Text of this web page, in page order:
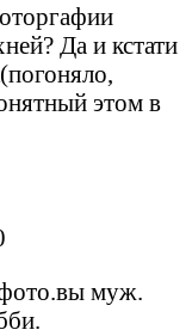
Да и кстати
этом в
муж.